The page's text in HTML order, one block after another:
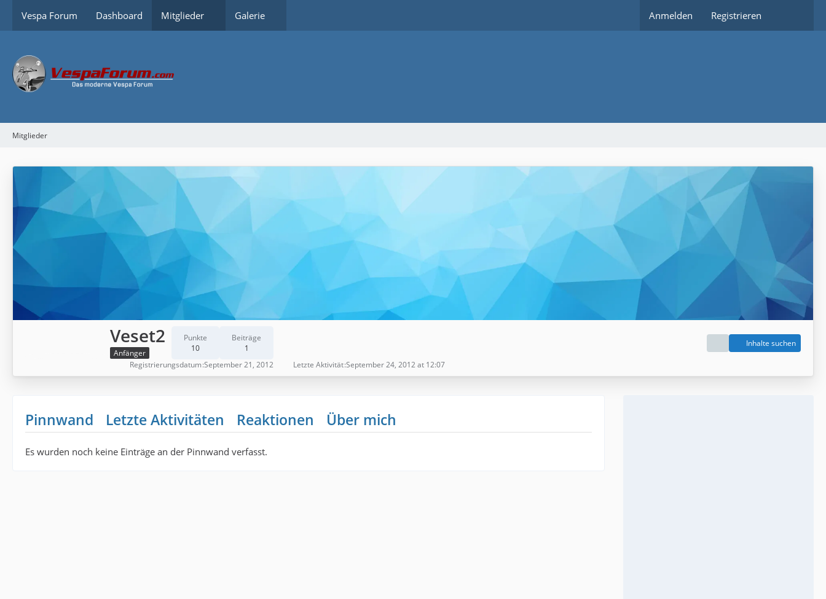
Vespa Forum Dashboard Mitglieder Galerie Anmelden Registrieren
Mitglieder
Veset2
Anfänger
Punkte
10
Beiträge
1
Inhalte suchen
Registrierungsdatum September 21, 2012 Letzte Aktivität September 24, 2012 at 12:07
Pinnwand Letzte Aktivitäten Reaktionen Über mich
Es wurden noch keine Einträge an der Pinnwand verfasst.